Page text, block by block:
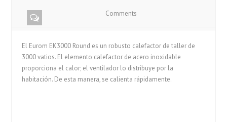
Comments
El Eurom EK3000 Round es un robusto calefactor de taller de
3000 vatios. El elemento calefactor de acero inoxidable
proporciona el calor; el ventilador lo distribuye por la
habitación. De esta manera, se calienta rápidamente.